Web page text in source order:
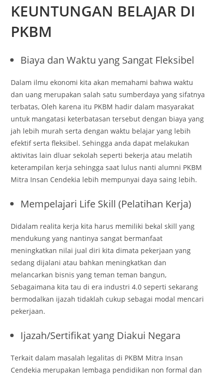
KEUNTUNGAN BELAJAR DI
PKBM
Biaya dan Waktu yang Sangat Fleksibel
Dalam ilmu ekonomi kita akan memahami bahwa waktu
dan uang merupakan salah satu sumberdaya yang sifatnya
terbatas, Oleh karena itu PKBM hadir dalam masyarakat
untuk mangatasi keterbatasan tersebut dengan biaya yang
jah lebih murah serta dengan waktu belajar yang lebih
efektif serta fleksibel. Sehingga anda dapat melakukan
aktivitas lain dluar sekolah seperti bekerja atau melatih
keterampilan kerja sehingga saat lulus nanti alumni PKBM
Mitra Insan Cendekia lebih mempunyai daya saing lebih.
Mempelajari Life Skill (Pelatihan Kerja)
Didalam realita kerja kita harus memiliki bekal skill yang
mendukung yang nantinya sangat bermanfaat
meningkatkan nilai jual diri kita dimata pekerjaan yang
sedang dijalani atau bahkan meningkatkan dan
melancarkan bisnis yang teman teman bangun,
Sebagaimana kita tau di era industri 4.0 seperti sekarang
bermodalkan ijazah tidaklah cukup sebagai modal mencari
pekerjaan.
Ijazah/Sertifikat yang Diakui Negara
Terkait dalam masalah legalitas di PKBM Mitra Insan
Cendekia merupakan lembaga pendidikan non formal dan